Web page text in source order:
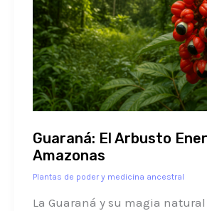
Guaraná: El Arbusto
Amazonas
Plantas de poder y medicina ancestral
La Guaraná y su magia
Energético
del
Amazonas